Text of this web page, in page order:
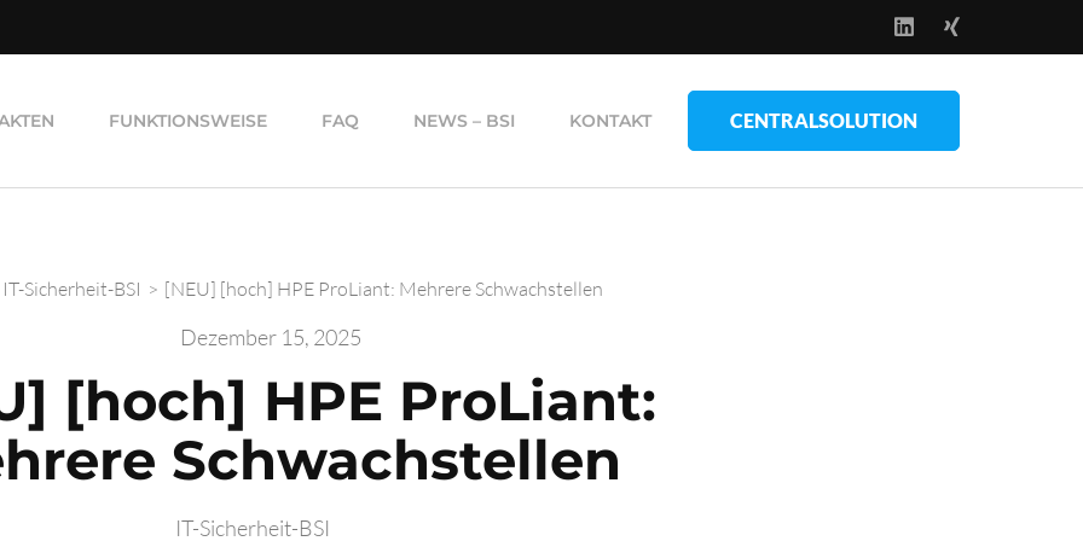
FUNKTIONSWEISE FAQ NEWS – BSI KONTAKT CENTRALSOLUTION
IT-Sicherheit-BSI > [NEU] [hoch] HPE ProLiant: Mehrere Schwachstellen
Dezember 15, 2025
[hoch] HPE ProLiant:
Schwachstellen
IT-Sicherheit-BSI